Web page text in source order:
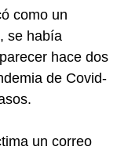
como un
se había
hace dos
de Covid-
un correo